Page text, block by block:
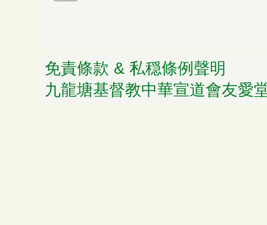
免責條款 & 私穏條例聲明
九龍塘基督教中華宣道會友愛